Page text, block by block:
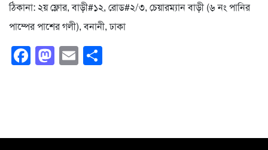
ঠিকানা: ২য় ফ্লোর, বাড়ী#১২, রোড#২/৩, চেয়ারম্যান বাড়ী (৬ নং পানির
পাম্পের পাশের গলী), বনানী, ঢাকা
Facebook
Mastodon
Email